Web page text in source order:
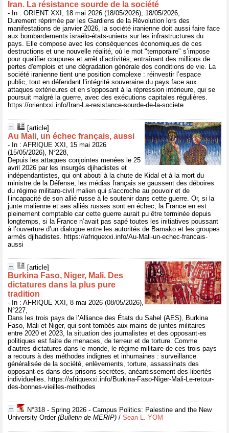
Iran. La résistance sourde de la société
- In : ORIENT XXI, 18 mai 2026 (18/05/2026), 18/05/2026,
Durement réprimée par les Gardiens de la Révolution lors des
manifestations de janvier 2026, la société iranienne doit aussi faire face
aux bombardements israélo-états-uniens sur les infrastructures du
pays. Elle compose avec les conséquences économiques de ces
destructions et une nouvelle réalité, où le mot "temporaire" s’impose
pour qualifier coupures et arrêt d’activités, entraînant des millions de
pertes d'emplois et une dégradation générale des conditions de vie. La
société iranienne tient une position complexe : réinvestir l’espace
public, tout en défendant l’intégrité souveraine du pays face aux
attaques extérieures et en s'opposant à la répression intérieure, qui se
poursuit malgré la guerre, avec des exécutions capitales régulières.
https://orientxxi.info/Iran-La-resistance-sourde-de-la-societe
[article]
Au Mali, un échec français, aussi
- In : AFRIQUE XXI, 15 mai 2026
(15/05/2026), N°228,
Depuis les attaques conjointes menées le 25
avril 2026 par les insurgés djihadistes et
indépendantistes, qui ont abouti à la chute de Kidal et à la mort du
ministre de la Défense, les médias français se gaussent des déboires
du régime militaro-civil malien qui s'accroche au pouvoir et de
l’incapacité de son allié russe à le soutenir dans cette guerre. Or, si la
junte malienne et ses alliés russes sont en échec, la France en est
pleinement comptable car cette guerre aurait pu être terminée depuis
longtemps, si la France n’avait pas sapé toutes les initiatives poussant
à l’ouverture d’un dialogue entre les autorités de Bamako et les groupes
armés djihadistes. https://afriquexxi.info/Au-Mali-un-echec-francais-
aussi
[article]
Burkina Faso, Niger, Mali. Des
dictatures dans la plus pure
tradition
- In : AFRIQUE XXI, 8 mai 2026 (08/05/2026),
N°227,
Dans les trois pays de l’Alliance des États du Sahel (AES), Burkina
Faso, Mali et Niger, qui sont tombés aux mains de juntes militaires
entre 2020 et 2023, la situation des journalistes et des opposant·es
politiques est faite de menaces, de terreur et de torture. Comme
d'autres dictatures dans le monde, le régime militaire de ces trois pays
a recours à des méthodes indignes et inhumaines : surveillance
généralisée de la société, enlèvements, torture, assassinats des
opposant·es dans des prisons secrètes, anéantissement des libertés
individuelles. https://afriquexxi.info/Burkina-Faso-Niger-Mali-Le-retour-
des-bonnes-vieilles-methodes
N°318 - Spring 2026 - Campus Politics: Palestine and the New
University Order(Bulletin de MERIP) / Sean L. YOM